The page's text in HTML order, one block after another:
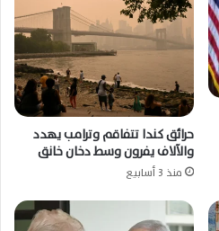
حرائق كندا تتفاقم وترامب يهدد
والآلاف يفرون وسط دخان خانق
منذ 3 أسابيع